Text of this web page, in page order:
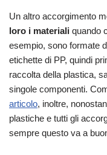
Un altro accorgimento
loro i materiali quando
esempio, sono formate
etichette di PP, quindi
raccolta della plastica,
singole componenti.
articolo, inoltre,
plastiche e tutti gli
sempre questo va a